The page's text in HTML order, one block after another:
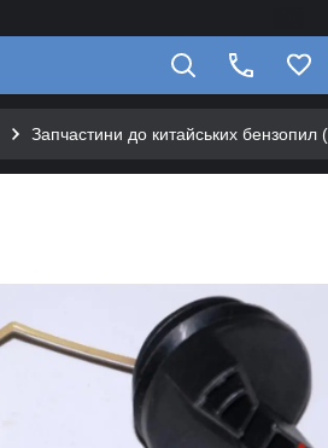
Запчастини до китайських